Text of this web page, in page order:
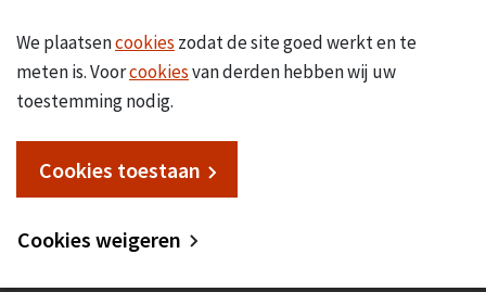
We plaatsencookies zodat de site goed werkt en te
meten is. Voorcookiesvan derden hebben wij uw
toestemming nodig.
Cookies toestaan
Cookies weigeren